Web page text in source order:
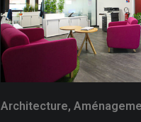
Architecture,